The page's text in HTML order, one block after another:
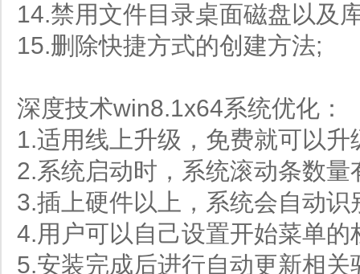
14.禁用文件目录桌面磁盘以及
15.删除快捷方式的创建方法;
深度技术win8.1x64系统优化：
1.适用线上升级，免费就可以升
2.系统启动时，系统滚动条数量
3.插上硬件以上，系统会自动
4.用户可以自己设置开始菜单的
5.安装完成后进行自动更新相